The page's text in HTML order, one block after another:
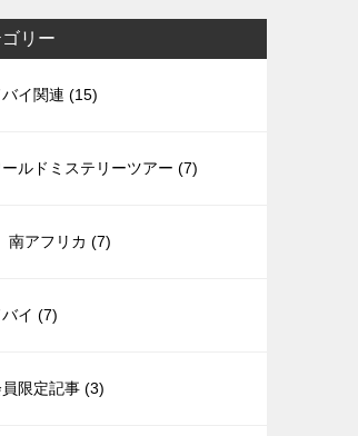
リー
バイ関連 (15)
ールドミステリーツアー (7)
南アフリカ (7)
バイ (7)
限定記事 (3)